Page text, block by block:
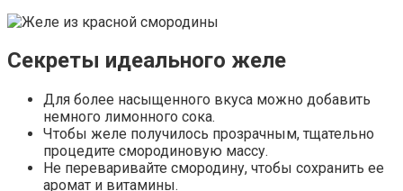
Секреты идеального желе
Для более насыщенного вкуса можно добавить
немного лимонного сока.
Чтобы желе получилось прозрачным, тщательно
процедите смородиновую массу.
Не переваривайте смородину, чтобы сохранить ее
аромат и витамины.